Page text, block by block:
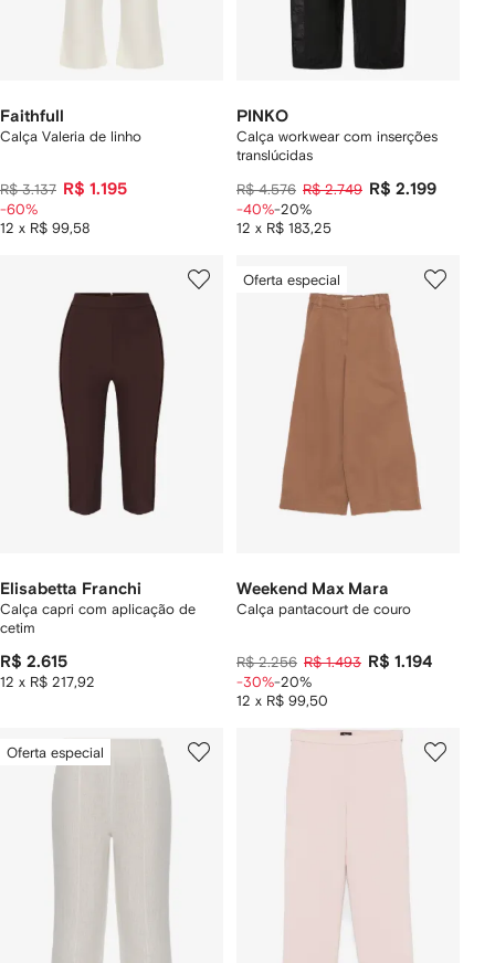
Faithfull
Calça Valeria de linho
R$ 3.137 R$ 1.195
12 x R$ 99,58
-60%
PINKO
Calça workwear com inserções
translúcidas
R$ 4.576 R$ 2.749 R$ 2.199
12 x R$ 183,25
-40%-20%
Elisabetta Franchi
Calça capri com aplicação de
cetim
R$ 2.615
12 x R$ 217,92
Oferta especial
Weekend Max Mara
Calça pantacourt de couro
R$ 2.256 R$ 1.493 R$ 1.194
12 x R$ 99,50
-30%-20%
Oferta especial